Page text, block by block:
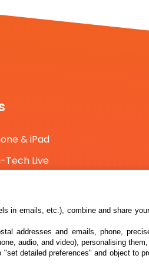
& iPad
Tech Live
in emails, etc.), combine and share
addresses and emails, phone,
audio, and video), personalising
"set detailed preferences" and object to